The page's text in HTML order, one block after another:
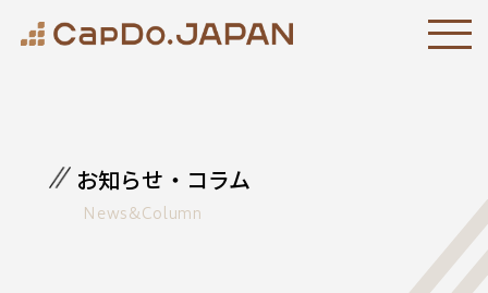
お知らせ・コラム
News&Column